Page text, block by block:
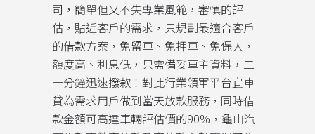
司，簡單但又不失專業風範，審慎的評
估，貼近客戶的需求，只規劃最適合客戶
的借款方案，免留車、免押車、免保人，
額度高、利息低，只需備妥車主資料，二
十分鐘迅速撥款！對此行業領軍平台宜車
貸為需求用戶做到當天放款服務，同時借
款金額可高達車輛評估價的90%，龜山汽